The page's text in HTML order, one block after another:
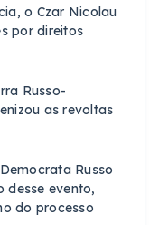
o Czar Nicolau
por direitos
Russo-
as revoltas
Russo
desse evento,
do processo